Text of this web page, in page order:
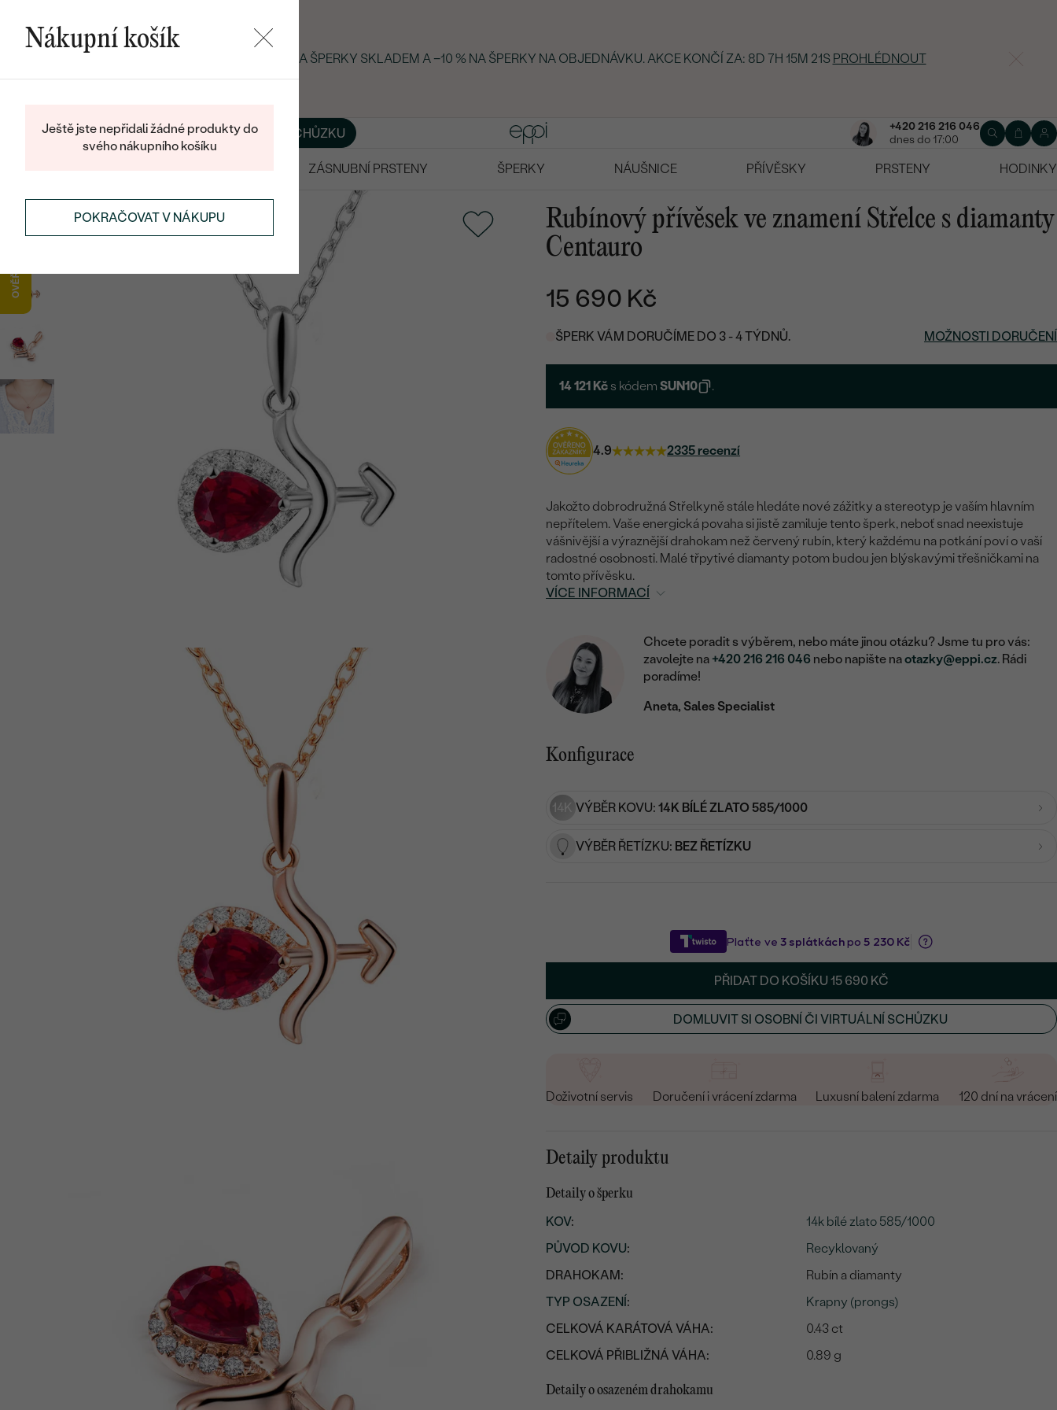
LETNÍ BLACK FRIDAY: −25 % NA ŠPERKY SKLADEM A −10 % NA ŠPERKY NA OBJEDNÁVKU. AKCE KONČÍ ZA: 8D 7H 15M 20S PROHLÉDNOUT
BLOGŠPERKY NA MÍRU DOMLUVIT SI SCHŮZKU
+420 216 216 046
dnes do 17:00
ZÁSNUBNÍ PRSTENY ŠPERKY NÁUŠNICE PŘÍVĚSKY PRSTENY HODINKY
Rubínový přívěsek ve znamení Střelce s diamanty
Centauro
15 690 Kč
ŠPERK VÁM DORUČÍME DO 3 - 4 TÝDNŮ. MOŽNOSTI DORUČENÍ
14 121 Kč s kódemSUN10 .
4.9 2335 recenzí
Jakožto dobrodružná Střelkyně stále hledáte nové zážitky a stereotyp je vaším hlavním
nepřítelem. Vaše energická povaha si jistě zamiluje tento šperk, neboť snad neexistuje
vášnivější a výraznější drahokam než červený rubín, který každému na potkání poví o vaší
radostné osobnosti. Malé třpytivé diamanty potom budou jen blýskavými třešničkami na
tomto přívěsku.
VÍCE INFORMACÍ
Chcete poradit s výběrem, nebo máte jinou otázku? Jsme tu pro vás:
zavolejte na +420 216 216 046 nebo napište naotazky@eppi.cz. Rádi
poradíme!
Aneta, Sales Specialist
Konfigurace
14K VÝBĚR KOVU: 14K BÍLÉ ZLATO 585/1000
VÝBĚR ŘETÍZKU: BEZ ŘETÍZKU
PŘIDAT DO KOŠÍKU15 690 KČ
DOMLUVIT SI OSOBNÍ ČI VIRTUÁLNÍ SCHŮZKU
Doživotní servis Doručení i vrácení zdarma Luxusní balení zdarma 120 dní na vrácení
Detaily produktu
Detaily o šperku
KOV:
14k bílé zlato 585/1000
PŮVOD KOVU:
Recyklovaný
DRAHOKAM:
Rubín a diamanty
TYP OSAZENÍ:
Krapny (prongs)
CELKOVÁ KARÁTOVÁ VÁHA:
0.43 ct
CELKOVÁ PŘIBLIŽNÁ VÁHA:
0.89 g
Detaily o osazeném drahokamu
Nákupní košík
Ještě jste nepřidali žádné produkty do
svého nákupního košíku
POKRAČOVAT V NÁKUPU